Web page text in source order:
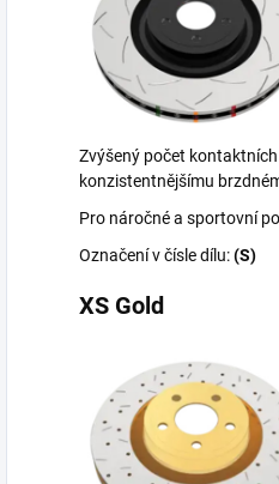
Zvýšený počet
konzistentnějšímu
Pro náročné a sportovní
Označení v čísle dílu:(S)
XS Gold